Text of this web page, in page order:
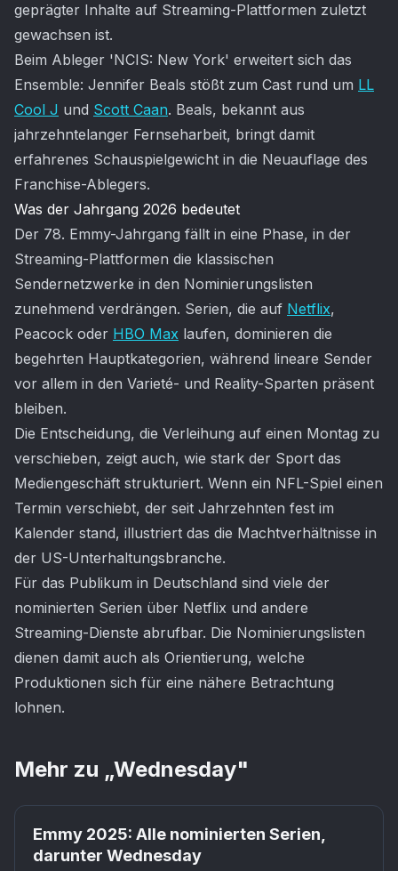
geprägter Inhalte auf Streaming-Plattformen zuletzt
gewachsen ist.
Beim Ableger 'NCIS: New York' erweitert sich das
Ensemble: Jennifer Beals stößt zum Cast rund um LL
Cool J und Scott Caan. Beals, bekannt aus
jahrzehntelanger Fernseharbeit, bringt damit
erfahrenes Schauspielgewicht in die Neuauflage des
Franchise-Ablegers.
Was der Jahrgang 2026 bedeutet
Der 78. Emmy-Jahrgang fällt in eine Phase, in der
Streaming-Plattformen die klassischen
Sendernetzwerke in den Nominierungslisten
zunehmend verdrängen. Serien, die auf Netflix,
Peacock oder HBO Max laufen, dominieren die
begehrten Hauptkategorien, während lineare Sender
vor allem in den Varieté- und Reality-Sparten präsent
bleiben.
Die Entscheidung, die Verleihung auf einen Montag zu
verschieben, zeigt auch, wie stark der Sport das
Mediengeschäft strukturiert. Wenn ein NFL-Spiel einen
Termin verschiebt, der seit Jahrzehnten fest im
Kalender stand, illustriert das die Machtverhältnisse in
der US-Unterhaltungsbranche.
Für das Publikum in Deutschland sind viele der
nominierten Serien über Netflix und andere
Streaming-Dienste abrufbar. Die Nominierungslisten
dienen damit auch als Orientierung, welche
Produktionen sich für eine nähere Betrachtung
lohnen.
Mehr zu „Wednesday"
Emmy 2025: Alle nominierten Serien,
darunter Wednesday